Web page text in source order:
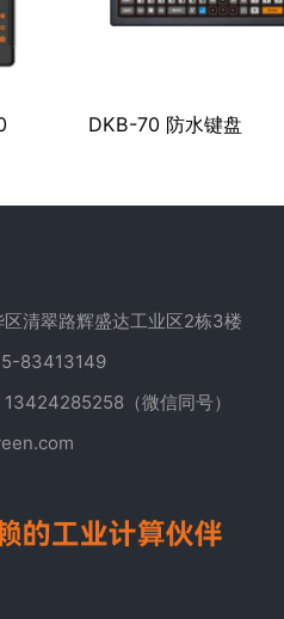
DKB-70 防水键盘
清翠路辉盛达工业区2栋3楼
83413149
（微信同号）